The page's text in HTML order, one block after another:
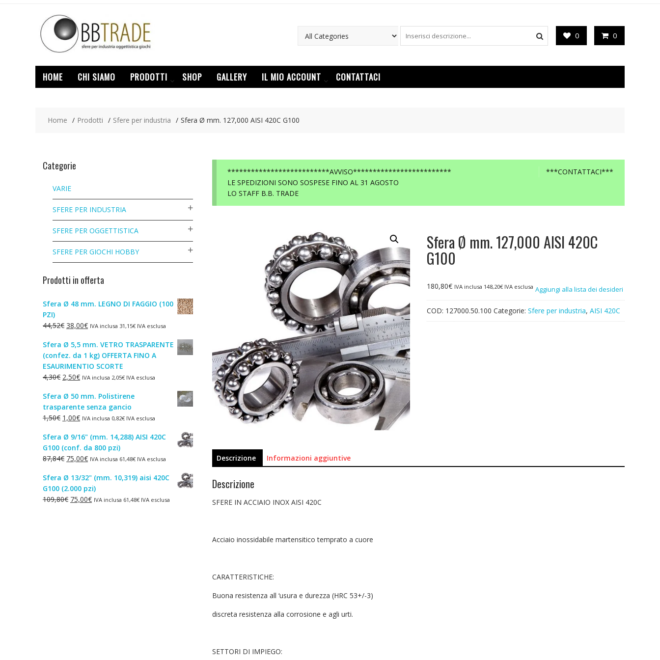
0 0
HOME CHI SIAMO PRODOTTI SHOP GALLERY IL MIO ACCOUNT CONTATTACI
Home Prodotti Sfere per industria Sfera Ø mm. 127,000 AISI 420C G100
***CONTATTACI***
**************************AVVISO*************************
LE SPEDIZIONI SONO SOSPESE FINO AL 31 AGOSTO
LO STAFF B.B. TRADE
Sfera Ø mm. 127,000 AISI 420C
G100
180,80€ IVA inclusa 148,20€IVA esclusa Aggiungi alla lista dei desideri
COD: 127000.50.100 Categorie: Sfere per industria, AISI 420C
Descrizione Informazioni aggiuntive
Descrizione
SFERE IN ACCIAIO INOX AISI 420C
Acciaio inossidabile martensitico temprato a cuore
CARATTERISTICHE:
Buona resistenza all ‘usura e durezza (HRC 53+/-3)
discreta resistenza alla corrosione e agli urti.
SETTORI DI IMPIEGO:
Categorie
VARIE
SFERE PER INDUSTRIA
SFERE PER OGGETTISTICA
SFERE PER GIOCHI HOBBY
Prodotti in offerta
Sfera Ø 48 mm. LEGNO DI FAGGIO (100
PZI)
44,52€ Il
originale
era:
44,52€.
38,00€Il
attuale
è:
38,00€.
IVA inclusa 31,15€ IVA esclusa
Sfera Ø 5,5 mm. VETRO TRASPARENTE
(confez. da 1 kg) OFFERTA FINO A
ESAURIMENTIO SCORTE
4,30€ Il
originale
era:
4,30€.
2,50€Il
attuale
è:
2,50€.
IVA inclusa 2,05€ IVA esclusa
Sfera Ø 50 mm. Polistirene
trasparente senza gancio
1,50€ Il
originale
era:
1,50€.
1,00€Il
attuale
è:
1,00€.
IVA inclusa 0,82€ IVA esclusa
Sfera Ø 9/16" (mm. 14,288) AISI 420C
G100 (conf. da 800 pzi)
87,84€ Il
originale
era:
87,84€.
75,00€Il
attuale
è:
75,00€.
IVA inclusa 61,48€ IVA esclusa
Sfera Ø 13/32" (mm. 10,319) aisi 420C
G100 (2.000 pzi)
109,80€ Il
75,00€IlIVA inclusa 61,48€ IVA esclusa